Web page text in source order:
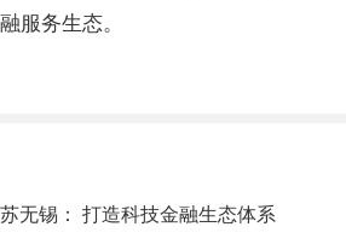
服务生态。
无锡： 打造科技金融生态体系